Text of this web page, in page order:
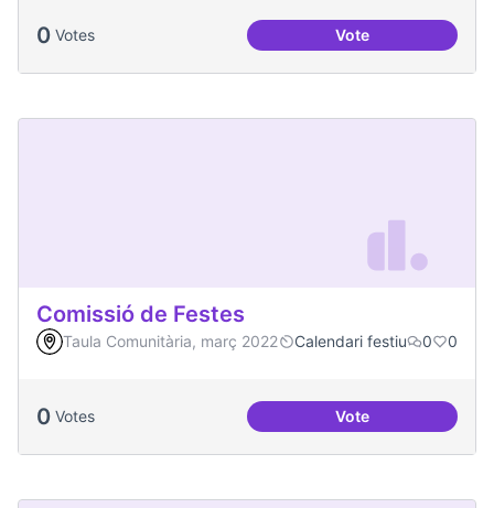
0 Votes VoteAniversari de Can
Comissió de Festes
Taula Comunitària, març 2022 Calendari festiu 0 0
0 Votes VoteComissió de